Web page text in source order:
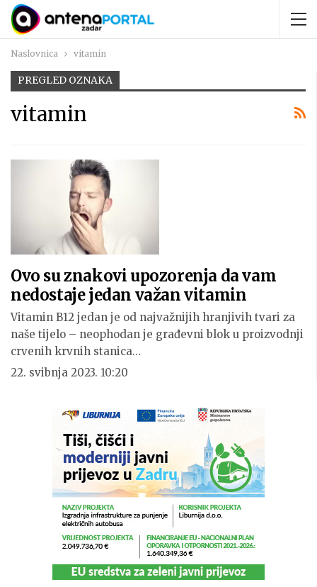
Naslovnica vitamin
PREGLED OZNAKA
vitamin
Ovo su znakovi upozorenja da vam
nedostaje jedan važan vitamin
Vitamin B12 jedan je od najvažnijih hranjivih tvari za
naše tijelo – neophodan je građevni blok u proizvodnji
crvenih krvnih stanica…
22. svibnja 2023. 10:20